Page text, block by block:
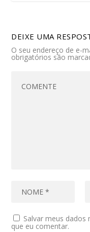
DEIXE UMA
O seu endereço de e-
obrigatórios são
Salvar meus dados
que eu comentar.